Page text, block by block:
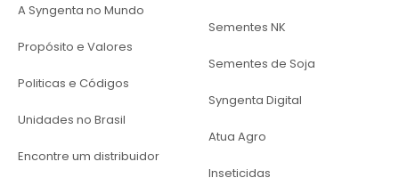
A Syngenta no Mundo
Propósito e Valores
Politicas e Códigos
Unidades no Brasil
Encontre um distribuidor
Sementes NK
Sementes de Soja
Syngenta Digital
Atua Agro
Inseticidas